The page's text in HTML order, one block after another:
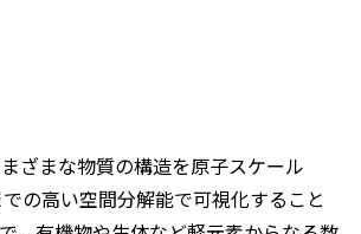
ざまな物質の構造を原子スケール
での高い空間分解能で可視化すること